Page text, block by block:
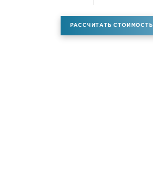
РАССЧИТАТЬ СТОИМОСТЬ